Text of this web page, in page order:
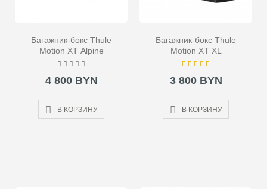
Багажник-бокс Thule
Motion XT Alpine
4 800 BYN
В КОРЗИНУ
Багажник-бокс Thule
Motion XT XL
3 800 BYN
В КОРЗИНУ